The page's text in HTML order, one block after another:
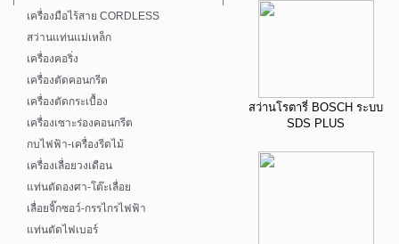
เครื่องมือไร้สาย CORDLESS
สว่านแท่นแม่เหล็ก
เครื่องคอริ่ง
เครื่องตัดคอนกรีต
เครื่องตัดกระเบื้อง
เครื่องเซาะร่องคอนกรีต
กบไฟฟ้า-เครื่องรีดไม้
เครื่องเลื่อยวงเดือน
แท่นตัดองศา-โต๊ะเลื่อย
เลื่อยจิ๊กซอว์-กรรไกรไฟฟ้า
แท่นตัดไฟเบอร์
สว่านโรตารี่ BOSCH ระบบ
SDS PLUS